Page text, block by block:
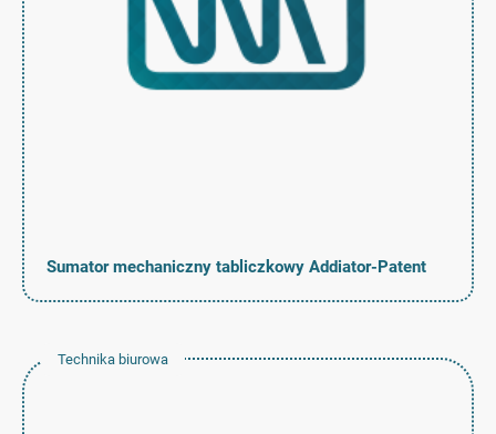
Sumator mechaniczny tabliczkowy Addiator-Patent
Technika biurowa